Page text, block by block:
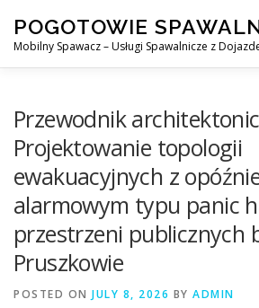
content
POGOTOWIE
Mobilny Spawacz – Usługi Spawalnicze z
SPAWANIE MIG/MAG (GMAW)
KONTAKT
Przewodnik
Projektowanie topologii
ewakuacyjnych z
alarmowym typu panic
przestrzeni publicznych
Pruszkowie
POSTED ON JULY 8, 2026 BY ADMIN